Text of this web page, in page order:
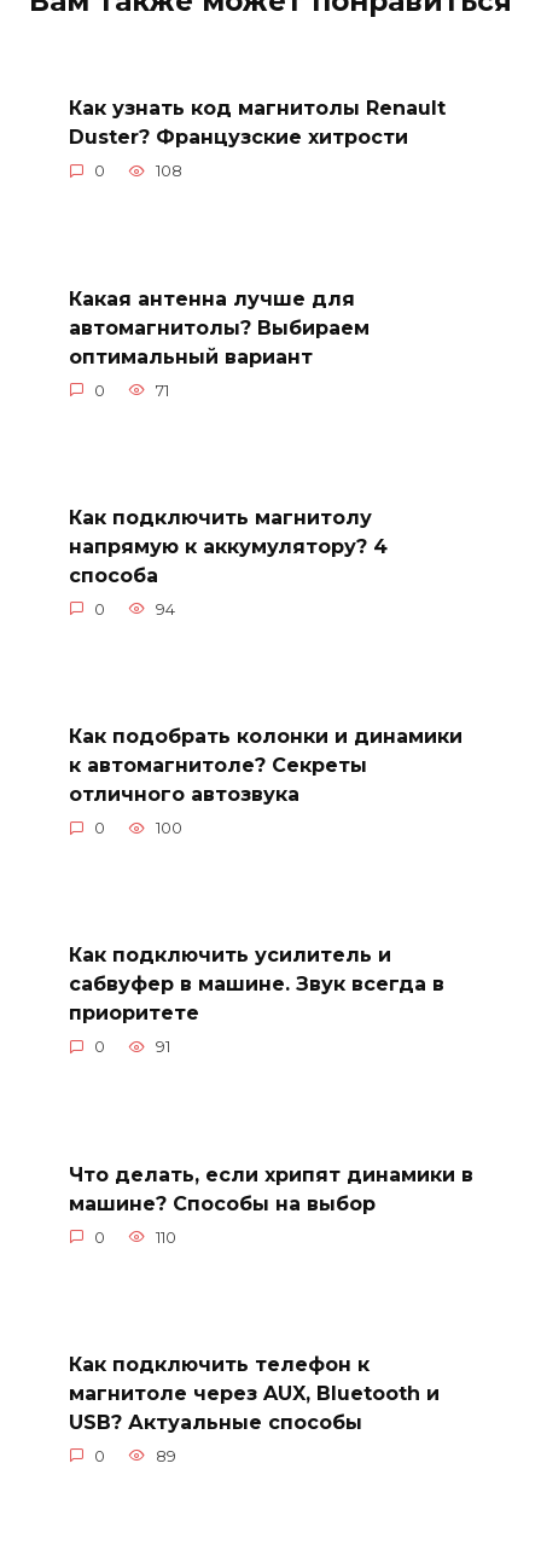
Как узнать код магнитолы Renault
Duster? Французские хитрости
0 108
Какая антенна лучше для
автомагнитолы? Выбираем
оптимальный вариант
0 71
Как подключить магнитолу
напрямую к аккумулятору? 4
способа
0 94
Как подобрать колонки и динамики
к автомагнитоле? Секреты
отличного автозвука
0 100
Как подключить усилитель и
сабвуфер в машине. Звук всегда в
приоритете
0 91
Что делать, если хрипят динамики в
машине? Способы на выбор
0 110
Как подключить телефон к
магнитоле через AUX, Bluetooth и
USB? Актуальные способы
0 89